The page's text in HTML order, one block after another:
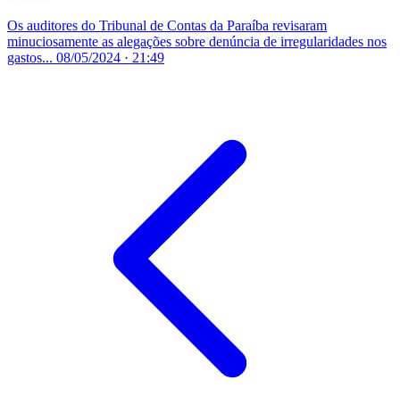
Os auditores do Tribunal de Contas da Paraíba revisaram
minuciosamente as alegações sobre denúncia de irregularidades nos
gastos... 08/05/2024 · 21:49